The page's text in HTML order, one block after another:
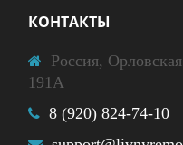
blomberg wnt 6420
bosch wlt 24440
КОНТАКТЫ
Россия,
191А
8 (920) 824-74-10